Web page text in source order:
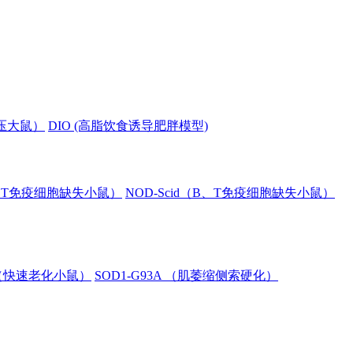
大鼠） DIO (高脂饮食诱导肥胖模型)
免疫细胞缺失小鼠）
NOD-Scid（B、T免疫细胞缺失小鼠）
速老化小鼠） SOD1-G93A （肌萎缩侧索硬化）